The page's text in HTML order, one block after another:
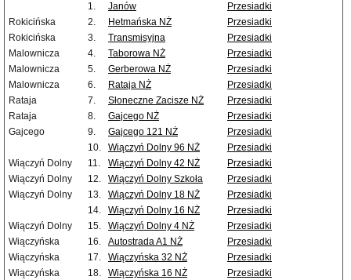
1.
Janów
Przesiadki
Rokicińska
2. Hetmańska NŻ
Przesiadki
Rokicińska
3. Transmisyjna
Przesiadki
Malownicza
4. Taborowa NŻ
Przesiadki
Malownicza
5. Gerberowa NŻ
Przesiadki
Malownicza
6. Rataja NŻ
Przesiadki
Rataja
7. Słoneczne Zacisze NŻ
Przesiadki
Rataja
8. Gajcego NŻ
Przesiadki
Gajcego
9. Gajcego 121 NŻ
Przesiadki
10.
Wiączyń Dolny 96 NŻ
Przesiadki
Wiączyń Dolny
11. Wiączyń Dolny 42 NŻ
Przesiadki
Wiączyń Dolny
12. Wiączyń Dolny Szkoła
Przesiadki
Wiączyń Dolny
13. Wiączyń Dolny 18 NŻ
Przesiadki
14.
Wiączyń Dolny 16 NŻ
Przesiadki
Wiączyń Dolny
15. Wiączyń Dolny 4 NŻ
Przesiadki
Wiączyńska
16. Autostrada A1 NŻ
Przesiadki
Wiączyńska
17. Wiączyńska 32 NŻ
Przesiadki
Wiączyńska
18. Wiączyńska 16 NŻ
Przesiadki